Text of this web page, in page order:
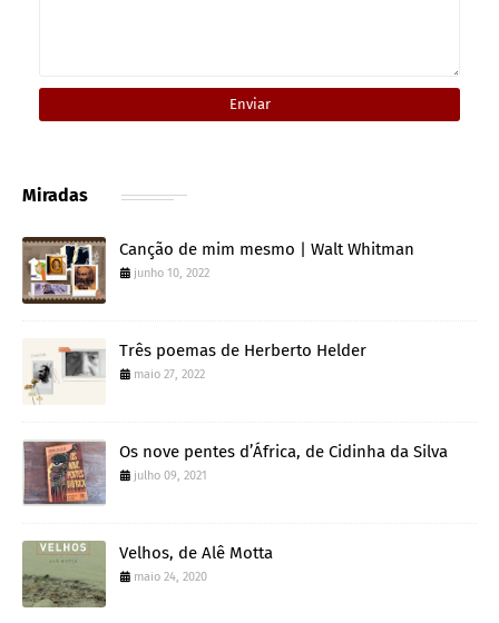
Miradas
Canção de mim mesmo | Walt Whitman
junho 10, 2022
Três poemas de Herberto Helder
maio 27, 2022
Os nove pentes d’África, de Cidinha da Silva
julho 09, 2021
Velhos, de Alê Motta
maio 24, 2020